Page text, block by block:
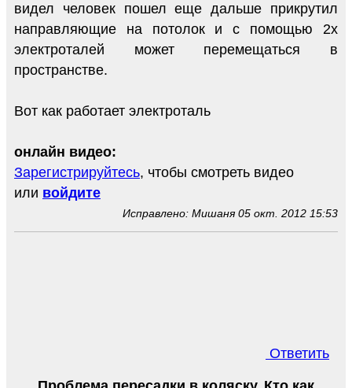
видел человек пошел еще дальше прикрутил
направляющие на потолок и с помощью 2х
электроталей может перемещаться в
пространстве.
Вот как работает электроталь
онлайн видео:
Зарегистрируйтесь, чтобы смотреть видео
или войдите
Исправлено: Мишаня 05 окт. 2012 15:53
Ответить